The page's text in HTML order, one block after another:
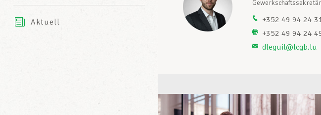
Aktuell
Gewerkschaftssekretär
+352 49 94 24
+352 49 94 24
dleguil@lcgb.lu